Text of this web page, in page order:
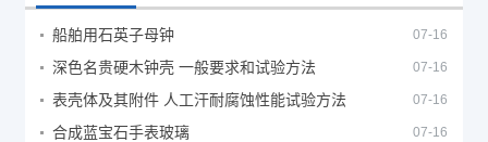
船舶用石英子母钟 07-16
深色名贵硬木钟壳 一般要求和试验方法 07-16
表壳体及其附件 人工汗耐腐蚀性能试验方法 07-16
合成蓝宝石手表玻璃 07-16